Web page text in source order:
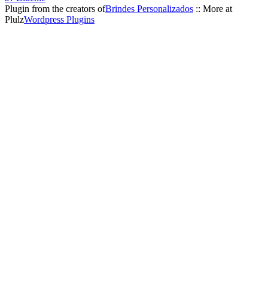
Plugin from the creators ofBrindes Personalizados :: More at
PlulzWordpress Plugins